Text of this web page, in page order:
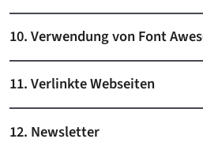
10. Verwendung von Font
11. Verlinkte Webseiten
12. Newsletter